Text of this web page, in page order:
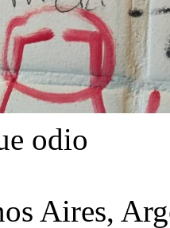
odio
Aires,